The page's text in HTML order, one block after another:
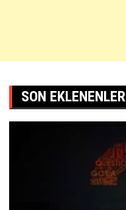
SON EKLENENLER